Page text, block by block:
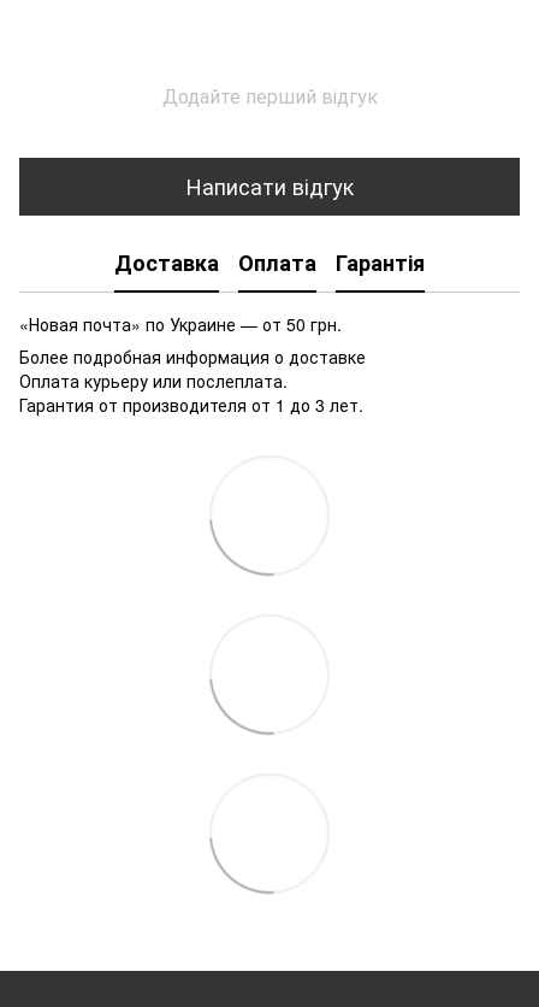
Додайте перший відгук
Написати відгук
Доставка Оплата Гарантія
«Новая почта» по Украине — от 50 грн.
Более подробная информация о доставке
Оплата курьеру или послеплата.
Гарантия от производителя от 1 до 3 лет.